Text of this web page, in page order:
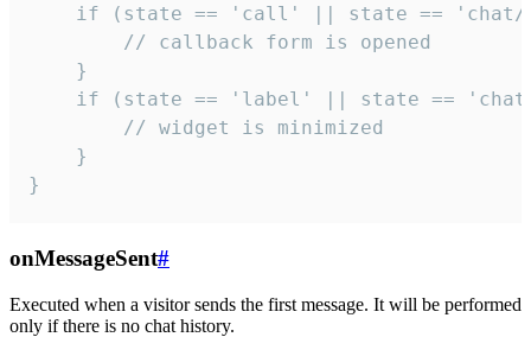
if (state == 'call' || state ==
        // callback form is opened
    }
if (state == 'label' || state ==
        // widget is minimized
    }
}
onMessageSent#
Executed when a visitor sends the first message. It will be performed
only if there is no chat history.